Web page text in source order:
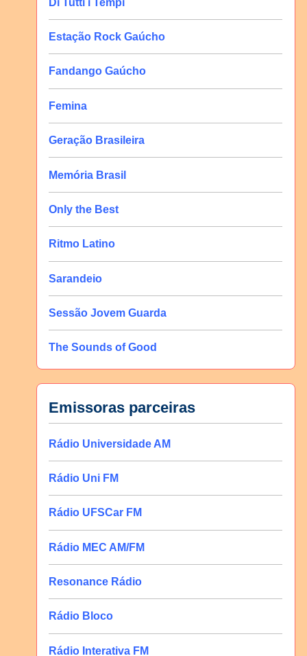
Estação Rock Gaúcho
Fandango Gaúcho
Femina
Geração Brasileira
Memória Brasil
Only the Best
Ritmo Latino
Sarandeio
Sessão Jovem Guarda
The Sounds of Good
Emissoras parceiras
Rádio Universidade AM
Rádio Uni FM
Rádio UFSCar FM
Rádio MEC AM/FM
Resonance Rádio
Rádio Bloco
Rádio Interativa FM